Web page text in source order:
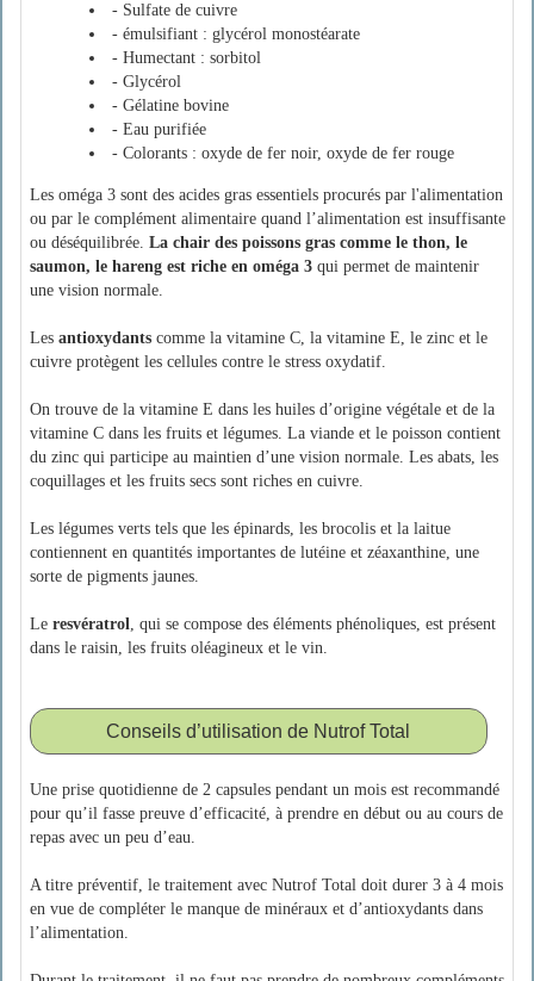
- Sulfate de cuivre
- émulsifiant : glycérol monostéarate
- Humectant : sorbitol
- Glycérol
- Gélatine bovine
- Eau purifiée
- Colorants : oxyde de fer noir, oxyde de fer rouge
Les oméga 3 sont des acides gras essentiels procurés par l'alimentation
ou par le complément alimentaire quand l’alimentation est insuffisante
ou déséquilibrée. La chair des poissons gras comme le thon, le
saumon, le hareng est riche en oméga 3 qui permet de maintenir
une vision normale.
Les antioxydants comme la vitamine C, la vitamine E, le zinc et le
cuivre protègent les cellules contre le stress oxydatif.
On trouve de la vitamine E dans les huiles d’origine végétale et de la
vitamine C dans les fruits et légumes. La viande et le poisson contient
du zinc qui participe au maintien d’une vision normale. Les abats, les
coquillages et les fruits secs sont riches en cuivre.
Les légumes verts tels que les épinards, les brocolis et la laitue
contiennent en quantités importantes de lutéine et zéaxanthine, une
sorte de pigments jaunes.
Le resvératrol, qui se compose des éléments phénoliques, est présent
dans le raisin, les fruits oléagineux et le vin.
Conseils d’utilisation de Nutrof Total
Une prise quotidienne de 2 capsules pendant un mois est recommandé
pour qu’il fasse preuve d’efficacité, à prendre en début ou au cours de
repas avec un peu d’eau.
A titre préventif, le traitement avec Nutrof Total doit durer 3 à 4 mois
en vue de compléter le manque de minéraux et d’antioxydants dans
l’alimentation.